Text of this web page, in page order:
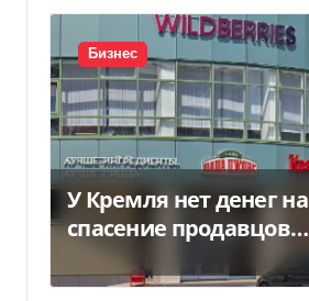
Бизнес
У Кремля нет денег на
спасение продавцов
Wildberries после атак
дронов